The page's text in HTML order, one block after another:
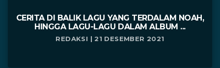
CERITA DI BALIK LAGU YANG TERDALAM NOAH,
HINGGA LAGU-LAGU DALAM ALBUM ...
REDAKSI | 21 DESEMBER 2021